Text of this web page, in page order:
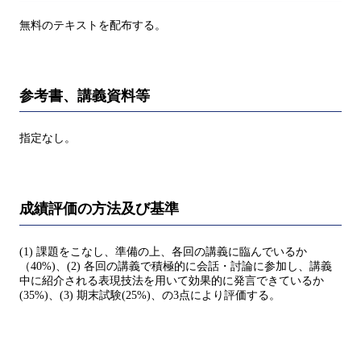
無料のテキストを配布する。
参考書、講義資料等
指定なし。
成績評価の方法及び基準
(1) 課題をこなし、準備の上、各回の講義に臨んでいるか
（40%)、(2) 各回の講義で積極的に会話・討論に参加し、講義
中に紹介される表現技法を用いて効果的に発言できているか
(35%)、(3) 期末試験(25%)、の3点により評価する。